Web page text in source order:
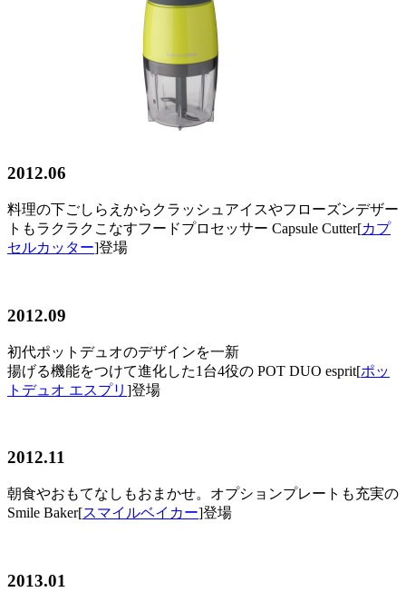
2012.06
料理の下ごしらえからクラッシュアイスやフローズンデザー
トもラクラクこなすフードプロセッサー Capsule Cutter[カプ
セルカッター]登場
2012.09
初代ポットデュオのデザインを一新
揚げる機能をつけて進化した1台4役の POT DUO esprit[ポッ
トデュオ エスプリ ]登場
2012.11
朝食やおもてなしもおまかせ。オプションプレートも充実の
Smile Baker[スマイルベイカー]登場
2013.01